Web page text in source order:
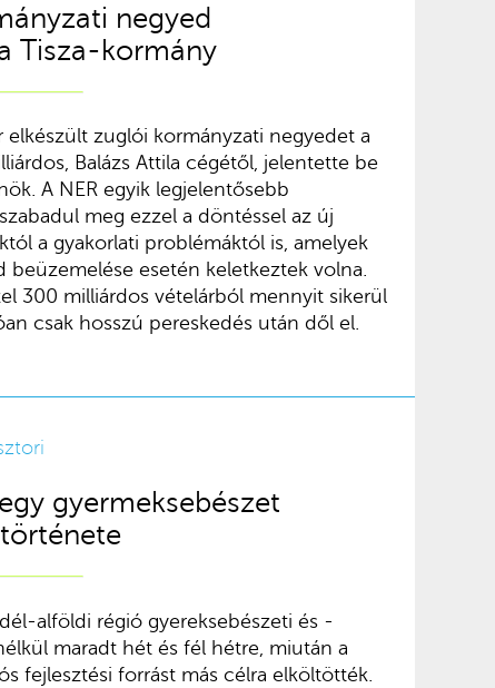
negyed
Tisza-kormány
elkészült zuglói kormányzati negyedet a
Balázs Attila cégétől, jelentette be
A NER egyik legjelentősebb
meg ezzel a döntéssel az új
a gyakorlati problémáktól is, amelyek
beüzemelése esetén keletkeztek volna.
300 milliárdos vételárból mennyit sikerül
csak hosszú pereskedés után dől el.
gyermeksebészet
alföldi régió gyereksebészeti és -
maradt hét és fél hétre, miután a
fejlesztési forrást más célra elköltötték.